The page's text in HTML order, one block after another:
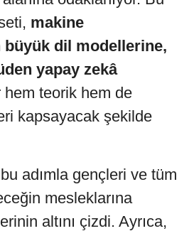
makine
dil modellerine,
yapay zekâ
teorik hem de
kapsayacak şekilde
adımla gençleri ve tüm
mesleklarına
altını çizdi. Ayrıca,